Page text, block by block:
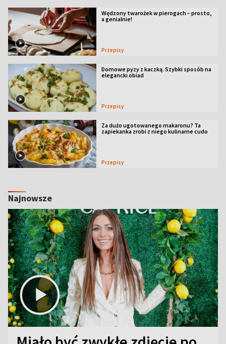
Wędzony twarożek w pierogach – prosto,
a genialnie!
Przepisy
Domowe pyzy z kaczką. Szybki sposób na
elegancki obiad
Przepisy
Za dużo ugotowanego makaronu? Ta
zapiekanka zrobi z niego kulinarne cudo
Przepisy
Najnowsze